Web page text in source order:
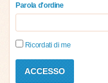
Parola d'ordine
Ricordati di me